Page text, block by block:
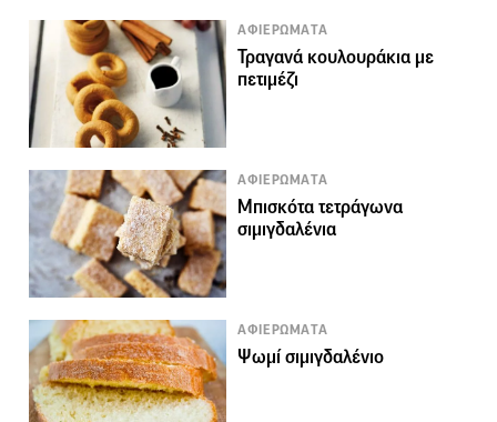
ΑΦΙΕΡΩΜΑΤΑ
Τραγανά κουλουράκια με
πετιμέζι
ΑΦΙΕΡΩΜΑΤΑ
Μπισκότα τετράγωνα
σιμιγδαλένια
ΑΦΙΕΡΩΜΑΤΑ
Ψωμί σιμιγδαλένιο